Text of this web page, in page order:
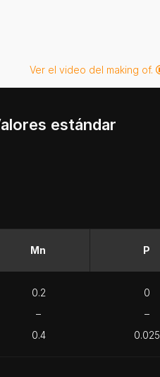
Ver el video del making of.
estándar
Mn
0.2
–
0.4
P
0
–
0.025